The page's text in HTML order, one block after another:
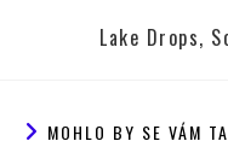
Lake Drops,
MOHLO BY SE VÁM